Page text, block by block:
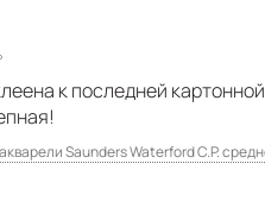
к последней
Saunders Waterford C.P.